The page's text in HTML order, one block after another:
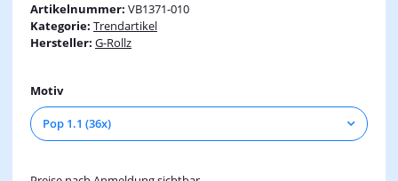
Artikelnummer: VB1371-010
Kategorie: Trendartikel
Hersteller: G-Rollz
Motiv
Pop 1.1 (36x)